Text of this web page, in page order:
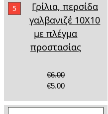
5
Γρίλια, περσίδα
γαλβανιζέ 10Χ10
με πλέγμα
προστασίας
€6.00
€5.00